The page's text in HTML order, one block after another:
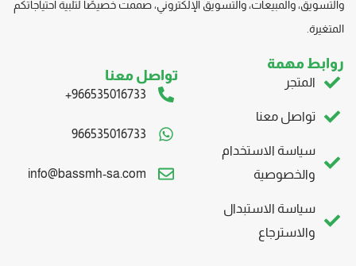
والتسويق، والمبيعات، والتسويق الإلكتروني، صممت خصيصًا لتلبية احتياجاتكم
المتغيرة.
روابط مهمة
المتجر
تواصل معنا
سياسة الاستخدام
والخصوصية
سياسة الاستبدال
والاسترجاع
تواصل معنا
966535016733+
966535016733
info@bassmh-sa.com